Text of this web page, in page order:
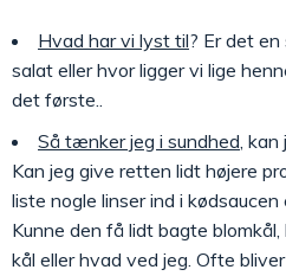
Hvad har vi lyst til? Er det
salat eller hvor ligger vi lige
det første..
Så tænker jeg i sundhed, kan
Kan jeg give retten lidt højere
liste nogle linser ind i
Kunne den få lidt bagte
kål eller hvad ved jeg. Ofte